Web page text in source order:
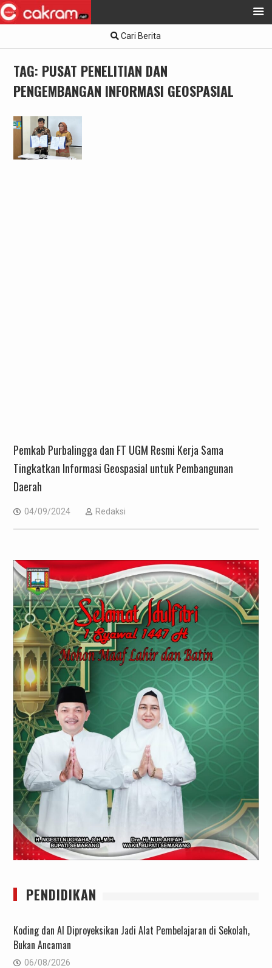
to
Cari Berita
TAG: PUSAT PENELITIAN DAN
PENGEMBANGAN INFORMASI GEOSPASIAL
Pemkab Purbalingga dan FT UGM Resmi Kerja Sama
Tingkatkan Informasi Geospasial untuk Pembangunan
Daerah
04/09/2024 Redaksi
PENDIDIKAN
Koding dan AI Diproyeksikan Jadi Alat Pembelajaran di Sekolah,
Bukan Ancaman
06/08/2026